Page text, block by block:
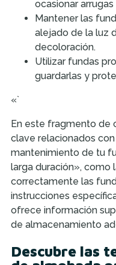
ocasionar
Mantener las
alejado de la luz
decoloración.
Utilizar fundas
guardarlas y
«`
En este fragmento de
clave relacionados
mantenimiento de tu
larga duración», como
correctamente las
instrucciones
ofrece información
de almacenamiento
Descubre las